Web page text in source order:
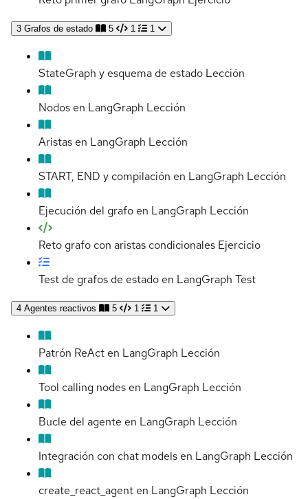
3 Grafos de estado 5 1 1
StateGraph y esquema de estado Lección
Nodos en LangGraph Lección
Aristas en LangGraph Lección
START, END y compilación en LangGraph Lección
Ejecución del grafo en LangGraph Lección
Reto grafo con aristas condicionales Ejercicio
Test de grafos de estado en LangGraph Test
4 Agentes reactivos 5 1 1
Patrón ReAct en LangGraph Lección
Tool calling nodes en LangGraph Lección
Bucle del agente en LangGraph Lección
Integración con chat models en LangGraph Lección
create_react_agent en LangGraph Lección